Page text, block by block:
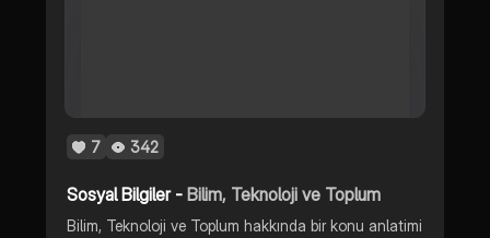
7 342
Sosyal Bilgiler -Bilim, Teknoloji ve Toplum
Bilim, Teknoloji ve Toplum hakkında bir konu anlatimi